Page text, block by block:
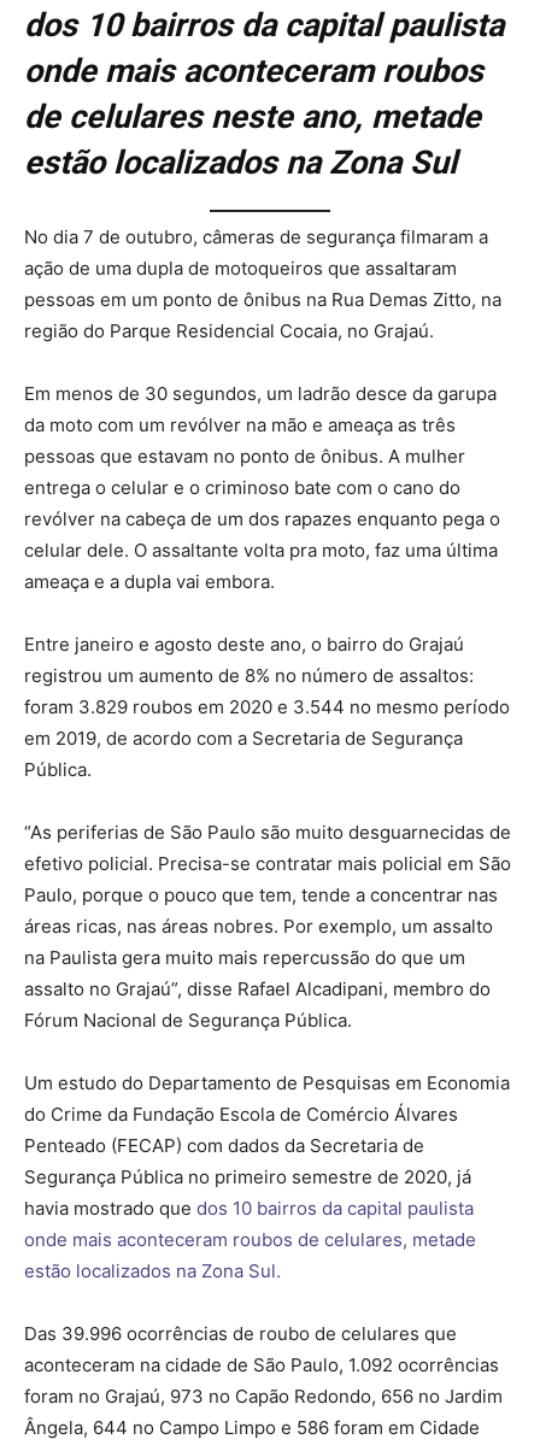
dos 10 bairros da capital paulista
onde mais aconteceram roubos
de celulares neste ano, metade
estão localizados na Zona Sul
No dia 7 de outubro, câmeras de segurança filmaram a
ação de uma dupla de motoqueiros que assaltaram
pessoas em um ponto de ônibus na Rua Demas Zitto, na
região do Parque Residencial Cocaia, no Grajaú.
Em menos de 30 segundos, um ladrão desce da garupa
da moto com um revólver na mão e ameaça as três
pessoas que estavam no ponto de ônibus. A mulher
entrega o celular e o criminoso bate com o cano do
revólver na cabeça de um dos rapazes enquanto pega o
celular dele. O assaltante volta pra moto, faz uma última
ameaça e a dupla vai embora.
Entre janeiro e agosto deste ano, o bairro do Grajaú
registrou um aumento de 8% no número de assaltos:
foram 3.829 roubos em 2020 e 3.544 no mesmo período
em 2019, de acordo com a Secretaria de Segurança
Pública.
“As periferias de São Paulo são muito desguarnecidas de
efetivo policial. Precisa-se contratar mais policial em São
Paulo, porque o pouco que tem, tende a concentrar nas
áreas ricas, nas áreas nobres. Por exemplo, um assalto
na Paulista gera muito mais repercussão do que um
assalto no Grajaú”, disse Rafael Alcadipani, membro do
Fórum Nacional de Segurança Pública.
Um estudo do Departamento de Pesquisas em Economia
do Crime da Fundação Escola de Comércio Álvares
Penteado (FECAP) com dados da Secretaria de
Segurança Pública no primeiro semestre de 2020, já
havia mostrado que dos 10 bairros da capital paulista
onde mais aconteceram roubos de celulares, metade
estão localizados na Zona Sul.
Das 39.996 ocorrências de roubo de celulares que
aconteceram na cidade de São Paulo, 1.092 ocorrências
foram no Grajaú, 973 no Capão Redondo, 656 no Jardim
Ângela, 644 no Campo Limpo e 586 foram em Cidade